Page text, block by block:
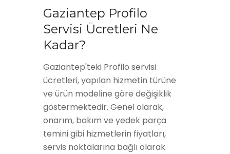
Gaziantep Profilo
Servisi Ücretleri Ne
Kadar?
Gaziantep'teki Profilo servisi
ücretleri, yapılan hizmetin türüne
ve ürün modeline göre değişiklik
göstermektedir. Genel olarak,
onarım, bakım ve yedek parça
temini gibi hizmetlerin fiyatları,
servis noktalarına bağlı olarak